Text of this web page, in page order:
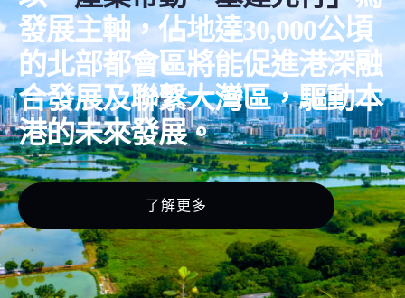
發展主軸，佔地達30,000公頃
的北部都會區將能促進港深融
合發展及聯繫大灣區，驅動本
港的未來發展。
了解更多